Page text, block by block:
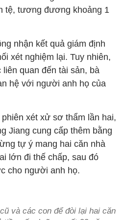
tệ, tương đương khoảng 1
nhận kết quả giám định
xét nghiệm lại. Tuy nhiên,
quan đến tài sản, bà
hệ với người anh họ của
xét xử sơ thẩm lần hai,
Jiang cung cấp thêm bằng
tự ý mang hai căn nhà
lớn đi thế chấp, sau đó
cho người anh họ.
và các con để đòi lại hai căn